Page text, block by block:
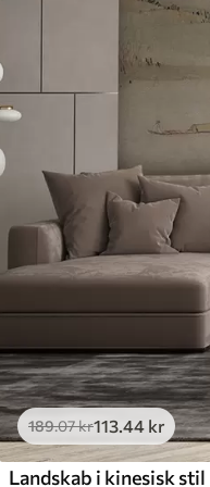
189.07kr113.44 kr
Landskab i kinesisk stil